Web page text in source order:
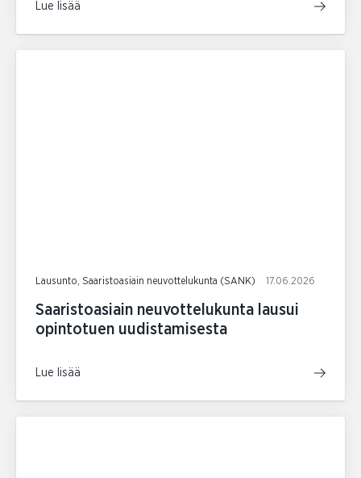
Lue lisää
Lausunto, Saaristoasiain neuvottelukunta (SANK) 17.06.2026
Saaristoasiain neuvottelukunta lausui
opintotuen uudistamisesta
Lue lisää